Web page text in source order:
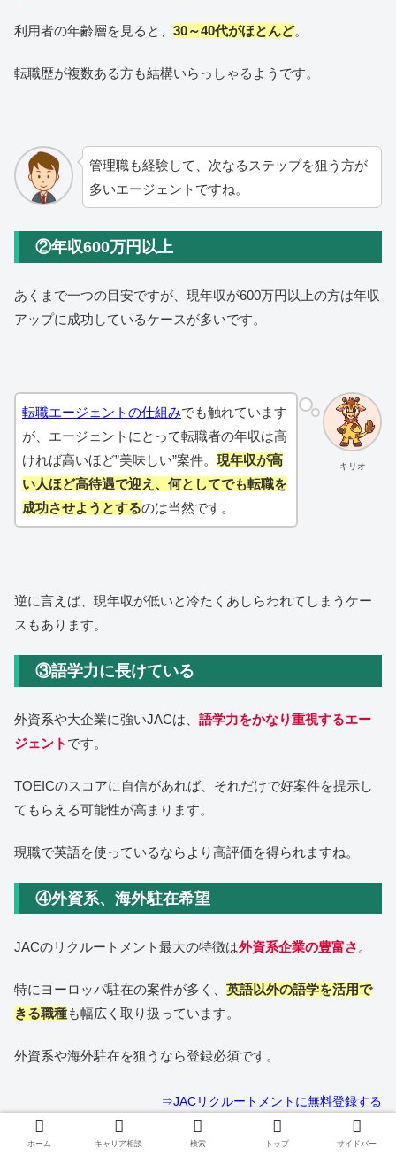
利用者の年齢層を見ると、 30～40代がほとんど。
転職歴が複数ある方も結構いらっしゃるようです。
管理職も経験して、次なるステップを狙う方が
多いエージェントですね。
②年収600万円以上
あくまで一つの目安ですが、現年収が600万円以上の方は年収
アップに成功しているケースが多いです。
キリオ
転職エージェントの仕組みでも触れています
が、エージェントにとって転職者の年収は高
ければ高いほど”美味しい”案件。 現年収が高
い人ほど高待遇で迎え、何としてでも転職を
成功させようとするのは当然です。
逆に言えば、現年収が低いと冷たくあしらわれてしまうケー
スもあります。
③語学力に長けている
外資系や大企業に強いJACは、 語学力をかなり重視するエー
ジェント です。
TOEICのスコアに自信があれば、それだけで好案件を提示し
てもらえる可能性が高まります。
現職で英語を使っているならより高評価を得られますね。
④外資系、海外駐在希望
JACのリクルートメント最大の特徴は外資系企業の豊富さ 。
特にヨーロッパ駐在の案件が多く、 英語以外の語学を活用で
きる職種も幅広く取り扱っています。
外資系や海外駐在を狙うなら登録必須です。
⇒JACリクルートメントに無料登録する
ホーム キャリア相談 検索 トップ サイドバー